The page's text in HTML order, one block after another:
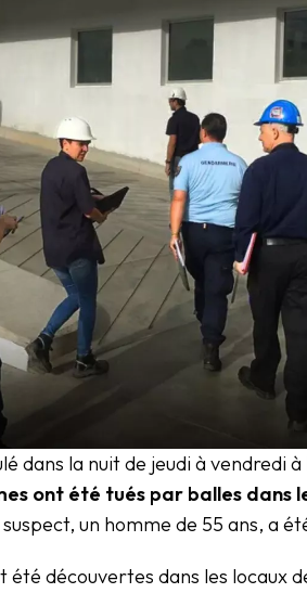
dans la nuit de jeudi à vendredi
ont été tués par balles dans
un homme de 55 ans, a
été découvertes dans les locaux